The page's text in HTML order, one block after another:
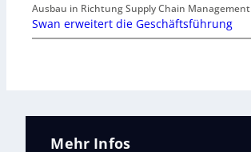
Ausbau in Richtung Supply Chain Management
Swan erweitert die Geschäftsführung
Mehr Infos